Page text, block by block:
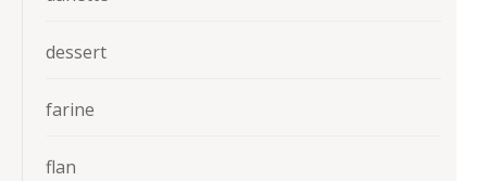
dessert
farine
flan